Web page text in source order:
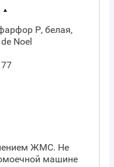
P, белая,
Noel
ЖМС. Не
машине